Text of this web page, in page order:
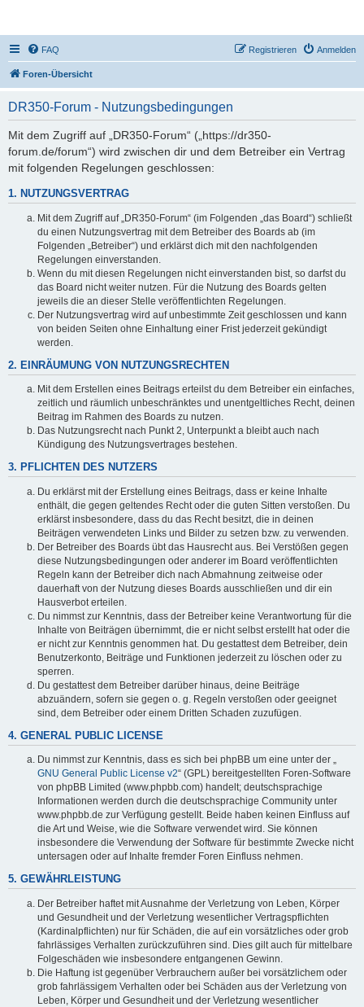
FAQ Anmelden
Registrieren
Foren-Übersicht
DR350-Forum - Nutzungsbedingungen
Mit dem Zugriff auf „DR350-Forum“ („https://dr350-
forum.de/forum“) wird zwischen dir und dem Betreiber ein Vertrag
mit folgenden Regelungen geschlossen:
1. NUTZUNGSVERTRAG
Mit dem Zugriff auf „DR350-Forum“ (im Folgenden „das Board“) schließt
du einen Nutzungsvertrag mit dem Betreiber des Boards ab (im
Folgenden „Betreiber“) und erklärst dich mit den nachfolgenden
Regelungen einverstanden.
Wenn du mit diesen Regelungen nicht einverstanden bist, so darfst du
das Board nicht weiter nutzen. Für die Nutzung des Boards gelten
jeweils die an dieser Stelle veröffentlichten Regelungen.
Der Nutzungsvertrag wird auf unbestimmte Zeit geschlossen und kann
von beiden Seiten ohne Einhaltung einer Frist jederzeit gekündigt
werden.
2. EINRÄUMUNG VON NUTZUNGSRECHTEN
Mit dem Erstellen eines Beitrags erteilst du dem Betreiber ein einfaches,
zeitlich und räumlich unbeschränktes und unentgeltliches Recht, deinen
Beitrag im Rahmen des Boards zu nutzen.
Das Nutzungsrecht nach Punkt 2, Unterpunkt a bleibt auch nach
Kündigung des Nutzungsvertrages bestehen.
3. PFLICHTEN DES NUTZERS
Du erklärst mit der Erstellung eines Beitrags, dass er keine Inhalte
enthält, die gegen geltendes Recht oder die guten Sitten verstoßen. Du
erklärst insbesondere, dass du das Recht besitzt, die in deinen
Beiträgen verwendeten Links und Bilder zu setzen bzw. zu verwenden.
Der Betreiber des Boards übt das Hausrecht aus. Bei Verstößen gegen
diese Nutzungsbedingungen oder anderer im Board veröffentlichten
Regeln kann der Betreiber dich nach Abmahnung zeitweise oder
dauerhaft von der Nutzung dieses Boards ausschließen und dir ein
Hausverbot erteilen.
Du nimmst zur Kenntnis, dass der Betreiber keine Verantwortung für die
Inhalte von Beiträgen übernimmt, die er nicht selbst erstellt hat oder die
er nicht zur Kenntnis genommen hat. Du gestattest dem Betreiber, dein
Benutzerkonto, Beiträge und Funktionen jederzeit zu löschen oder zu
sperren.
Du gestattest dem Betreiber darüber hinaus, deine Beiträge
abzuändern, sofern sie gegen o. g. Regeln verstoßen oder geeignet
sind, dem Betreiber oder einem Dritten Schaden zuzufügen.
4. GENERAL PUBLIC LICENSE
Du nimmst zur Kenntnis, dass es sich bei phpBB um eine unter der „
GNU General Public License v2“ (GPL) bereitgestellten Foren-Software
von phpBB Limited (www.phpbb.com) handelt; deutschsprachige
Informationen werden durch die deutschsprachige Community unter
www.phpbb.de zur Verfügung gestellt. Beide haben keinen Einfluss auf
die Art und Weise, wie die Software verwendet wird. Sie können
insbesondere die Verwendung der Software für bestimmte Zwecke nicht
untersagen oder auf Inhalte fremder Foren Einfluss nehmen.
5. GEWÄHRLEISTUNG
Der Betreiber haftet mit Ausnahme der Verletzung von Leben, Körper
und Gesundheit und der Verletzung wesentlicher Vertragspflichten
(Kardinalpflichten) nur für Schäden, die auf ein vorsätzliches oder grob
fahrlässiges Verhalten zurückzuführen sind. Dies gilt auch für mittelbare
Folgeschäden wie insbesondere entgangenen Gewinn.
Die Haftung ist gegenüber Verbrauchern außer bei vorsätzlichem oder
grob fahrlässigem Verhalten oder bei Schäden aus der Verletzung von
Leben, Körper und Gesundheit und der Verletzung wesentlicher